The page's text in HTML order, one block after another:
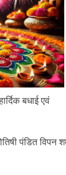
बधाई एवं
पंडित विपन